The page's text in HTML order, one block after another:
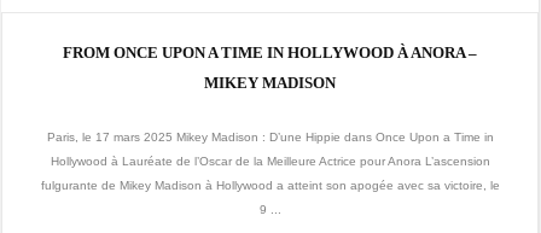
FROM ONCE UPON A TIME IN HOLLYWOOD À ANORA –
MIKEY MADISON
Paris, le 17 mars 2025 Mikey Madison : D’une Hippie dans Once Upon a Time in
Hollywood à Lauréate de l’Oscar de la Meilleure Actrice pour Anora L’ascension
fulgurante de Mikey Madison à Hollywood a atteint son apogée avec sa victoire, le
9 ...